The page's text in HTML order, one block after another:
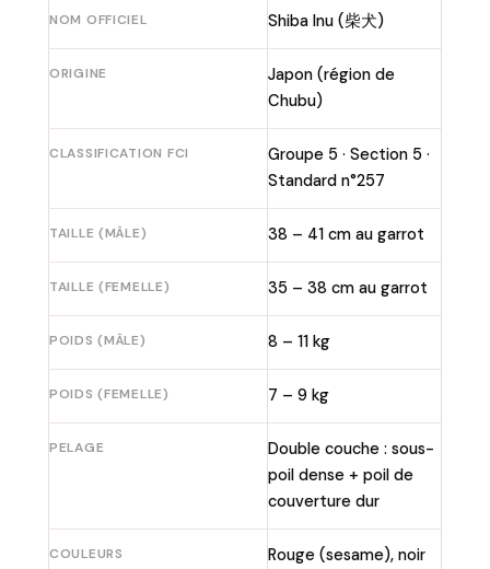
NOM OFFICIEL Shiba Inu (柴犬)
ORIGINE
Japon (région de
Chubu)
CLASSIFICATION FCI
Groupe 5 · Section 5 ·
Standard n°257
TAILLE (MÂLE) 38 – 41 cm au garrot
TAILLE (FEMELLE) 35 – 38 cm au garrot
POIDS (MÂLE) 8 – 11 kg
POIDS (FEMELLE) 7 – 9 kg
PELAGE
Double couche : sous-
poil dense + poil de
couverture dur
COULEURS
Rouge (sesame), noir